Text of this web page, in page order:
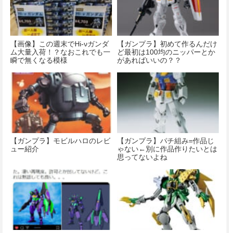
【画像】この週末でHi-νガンダ
ム大量入荷！？なおこれでも一
瞬で無くなる模様
【ガンプラ】初めて作るんだけ
ど最初は100均のニッパーとか
があればいいの？？
【ガンプラ】モビルハロのレビ
ュー紹介
【ガンプラ】パチ組み=作品じ
ゃない←別に作品作りたいとは
思ってないよね